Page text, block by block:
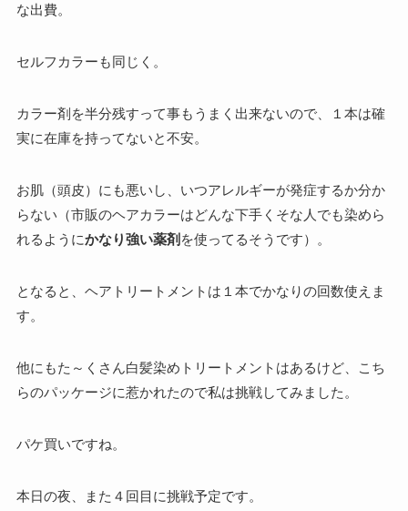
な出費。
セルフカラーも同じく。
カラー剤を半分残すって事もうまく出来ないので、１本は確
実に在庫を持ってないと不安。
お肌（頭皮）にも悪いし、いつアレルギーが発症するか分か
らない（市販のヘアカラーはどんな下手くそな人でも染めら
れるようにかなり強い薬剤 を使ってるそうです）。
となると、ヘアトリートメントは１本でかなりの回数使えま
す。
他にもた～くさん白髪染めトリートメントはあるけど、こち
らのパッケージに惹かれたので私は挑戦してみました。
パケ買いですね。
本日の夜、また４回目に挑戦予定です。